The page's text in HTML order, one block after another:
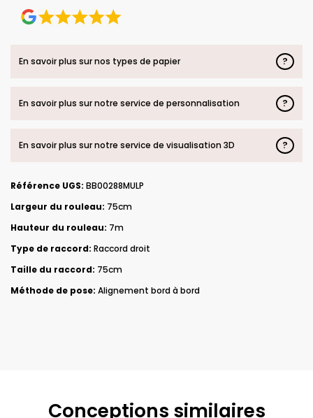
En savoir plus sur nos types de papier ?
En savoir plus sur notre service de personnalisation ?
En savoir plus sur notre service de visualisation 3D ?
Référence UGS: BB00288MULP
Largeur du rouleau: 75cm
Hauteur du rouleau: 7m
Type de raccord: Raccord droit
Taille du raccord: 75cm
Méthode de pose: Alignement bord à bord
Conceptions similaires